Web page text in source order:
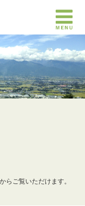
らご覧いただけます。